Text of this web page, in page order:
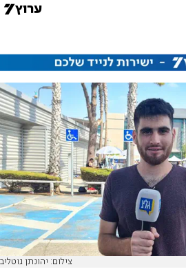
צילום: יהונתן גוטליב